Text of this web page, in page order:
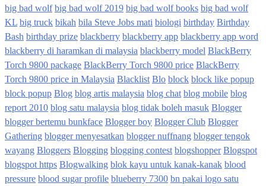
big bad wolf big bad wolf 2019 big bad wolf books big bad wolf
KL big truck bikah bila Steve Jobs mati biologi birthday Birthday
Bash birthday prize blackberry blackberry app blackberry app word
blackberry di haramkan di malaysia blackberry model BlackBerry
Torch 9800 package BlackBerry Torch 9800 price BlackBerry
Torch 9800 price in Malaysia Blacklist Blo block block like popup
block popup Blog blog artis malaysia blog chat blog mobile blog
report 2010 blog satu malaysia blog tidak boleh masuk Blogger
blogger bertemu bunkface Blogger boy Blogger Club Blogger
Gathering blogger menyesatkan blogger nuffnang blogger tengok
wayang Bloggers Blogging blogging contest blogshopper Blogspot
blogspot https Blogwalking blok kayu untuk kanak-kanak blood
pressure blood sugar profile blueberry 7300 bn pakai logo satu